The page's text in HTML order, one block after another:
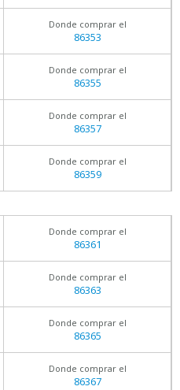
Donde comprar el
86353
Donde comprar el
86355
Donde comprar el
86357
Donde comprar el
86359
Donde comprar el
86361
Donde comprar el
86363
Donde comprar el
86365
Donde comprar el
86367